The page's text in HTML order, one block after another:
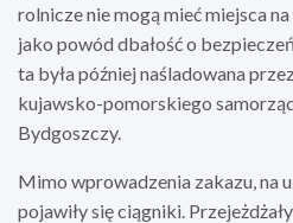
rolnicze nie mogą mieć miejsca
jako powód dbałość o
ta była później naśladowana
kujawsko-pomorskiego
Bydgoszczy.
Mimo wprowadzenia zakazu, na
pojawiły się ciągniki.